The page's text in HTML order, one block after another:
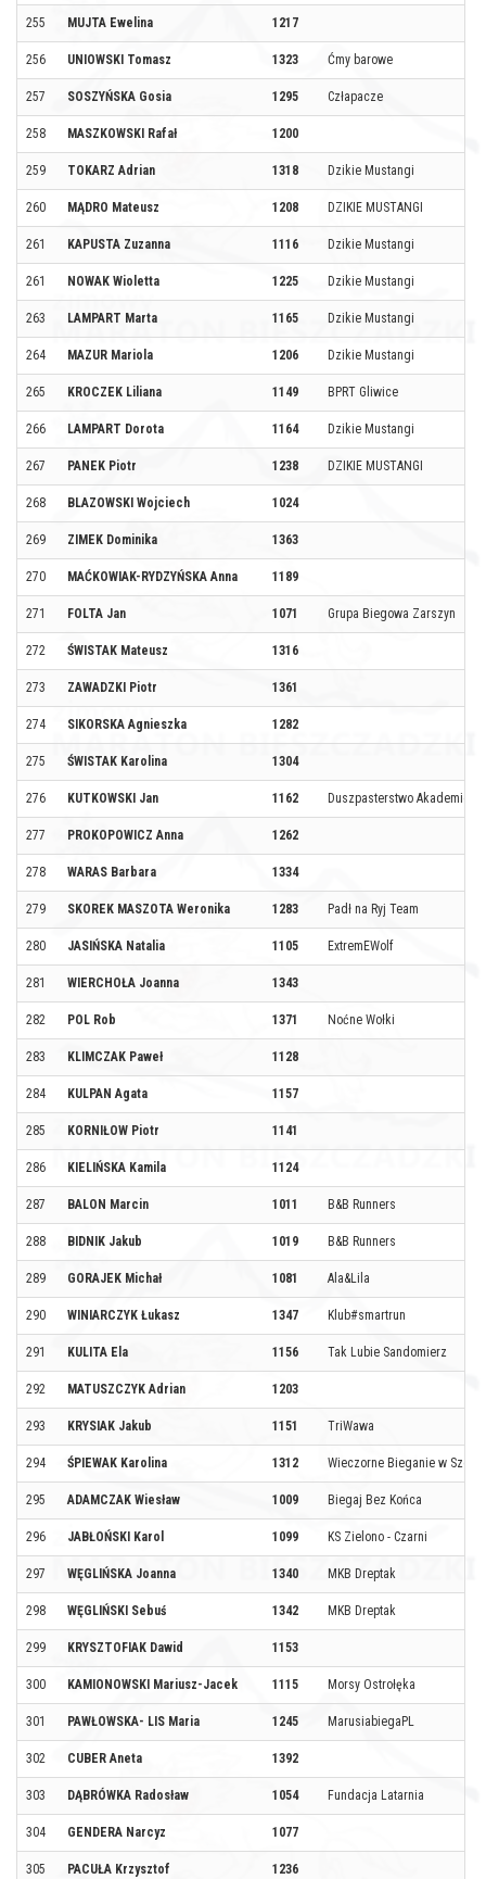
255 MUJTA Ewelina 1217
256 UNIOWSKI Tomasz 1323 Ćmy barowe
257 SOSZYŃSKA Gosia 1295 Człapacze
258 MASZKOWSKI Rafał 1200
259 TOKARZ Adrian 1318 Dzikie Mustangi
260 MĄDRO Mateusz 1208 DZIKIE MUSTANGI
261 KAPUSTA Zuzanna 1116 Dzikie Mustangi
261 NOWAK Wioletta 1225 Dzikie Mustangi
263 LAMPART Marta 1165 Dzikie Mustangi
264 MAZUR Mariola 1206 Dzikie Mustangi
265 KROCZEK Liliana 1149 BPRT Gliwice
266 LAMPART Dorota 1164 Dzikie Mustangi
267 PANEK Piotr 1238 DZIKIE MUSTANGI
268 BLAZOWSKI Wojciech 1024
269 ZIMEK Dominika 1363
270 MAĆKOWIAK-RYDZYŃSKA Anna 1189
271 FOLTA Jan 1071 Grupa Biegowa Zarszyn
272 ŚWISTAK Mateusz 1316
273 ZAWADZKI Piotr 1361
274 SIKORSKA Agnieszka 1282
275 ŚWISTAK Karolina 1304
276 KUTKOWSKI Jan 1162 Duszpasterstwo
277 PROKOPOWICZ Anna 1262
278 WARAS Barbara 1334
279 SKOREK MASZOTA Weronika 1283 Padł na Ryj Team
280 JASIŃSKA Natalia 1105 ExtremEWolf
281 WIERCHOŁA Joanna 1343
282 POL Rob 1371 Noćne Wołki
283 KLIMCZAK Paweł 1128
284 KULPAN Agata 1157
285 KORNIŁOW Piotr 1141
286 KIELIŃSKA Kamila 1124
287 BALON Marcin 1011 B&B Runners
288 BIDNIK Jakub 1019 B&B Runners
289 GORAJEK Michał 1081 Ala&Lila
290 WINIARCZYK Łukasz 1347 Klub#smartrun
291 KULITA Ela 1156 Tak Lubie Sandomierz
292 MATUSZCZYK Adrian 1203
293 KRYSIAK Jakub 1151 TriWawa
294 ŚPIEWAK Karolina 1312 Wieczorne Bieganie w
295 ADAMCZAK Wiesław 1009 Biegaj Bez Końca
296 JABŁOŃSKI Karol 1099 KS Zielono - Czarni
297 WĘGLIŃSKA Joanna 1340 MKB Dreptak
298 WĘGLIŃSKI Sebuś 1342 MKB Dreptak
299 KRYSZTOFIAK Dawid 1153
300 KAMIONOWSKI Mariusz-Jacek 1115 Morsy Ostrołęka
301 PAWŁOWSKA- LIS Maria 1245 MarusiabiegaPL
302 CUBER Aneta 1392
303 DĄBRÓWKA Radosław 1054 Fundacja Latarnia
304 GENDERA Narcyz 1077
305 PACUŁA Krzysztof 1236